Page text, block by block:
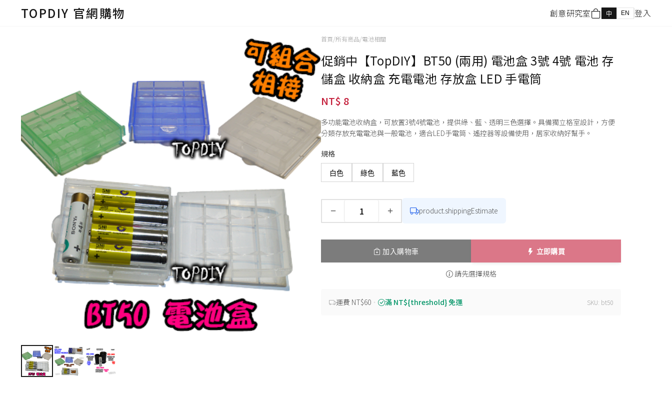
TOPDIY 官網購物 創意研究室 中 EN 登入
首頁/所有商品/電池相關
促銷中【TopDIY】BT50 (兩用) 電池盒 3號 4號 電池 存
儲盒 收納盒 充電電池 存放盒 LED 手電筒
NT$ 8
多功能電池收納盒，可放置3號4號電池，提供綠、藍、透明三色選擇。具備獨立格室設計，方便
分類存放充電電池與一般電池，適合LED手電筒、遙控器等設備使用，居家收納好幫手。
規格
白色 綠色 藍色
− + product.shippingEstimate
加入購物車 立即購買
請先選擇規格
運費 NT$60 ・ 滿 NT${threshold} 免運 SKU: bt50